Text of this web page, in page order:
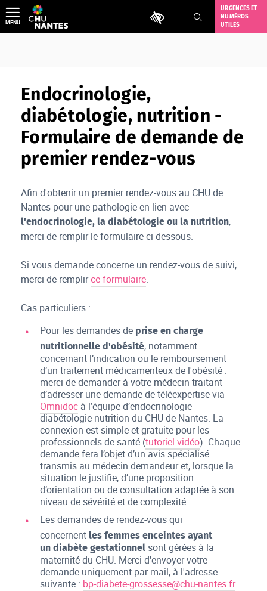
Aller
au
contenu
Outils d'accessibilité
URGENCES ET
NUMÉROS
UTILES
MENU
Endocrinologie,
diabétologie, nutrition -
Formulaire de demande de
premier rendez-vous
Afin d'obtenir un premier rendez-vous au CHU de
Nantes pour une pathologie en lien avec
l'endocrinologie, la diabétologie ou la nutrition,
merci de remplir le formulaire ci-dessous.
Si vous demande concerne un rendez-vous de suivi,
merci de remplirce formulaire.
Cas particuliers :
Pour les demandes de prise en charge
nutritionnelle d'obésité, notamment
concernant l’indication ou le remboursement
d’un traitement médicamenteux de l'obésité :
merci de demander à votre médecin traitant
d’adresser une demande de téléexpertise via
Omnidoc à l’équipe d’endocrinologie-
diabétologie-nutrition du CHU de Nantes. La
connexion est simple et gratuite pour les
professionnels de santé (tutoriel vidéo). Chaque
demande fera l’objet d’un avis spécialisé
transmis au médecin demandeur et, lorsque la
situation le justifie, d’une proposition
d’orientation ou de consultation adaptée à son
niveau de sévérité et de complexité.
Les demandes de rendez-vous qui
concernent les femmes enceintes ayant
un diabète gestationnel sont gérées à la
maternité du CHU. Merci d'envoyer votre
demande uniquement par mail, à l'adresse
suivante : bp-diabete-grossesse@chu-nantes.fr.